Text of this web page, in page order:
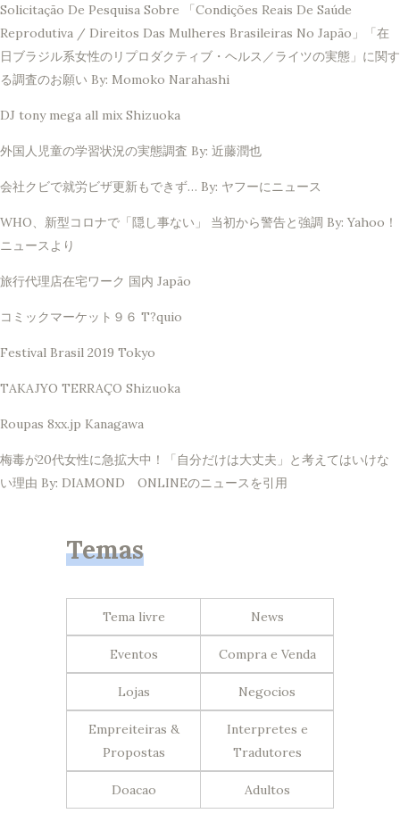
Solicitação De Pesquisa Sobre 「Condições Reais De Saúde
Reprodutiva / Direitos Das Mulheres Brasileiras No Japão」「在
日ブラジル系女性のリプロダクティブ・ヘルス／ライツの実態」に関す
る調査のお願い By: Momoko Narahashi
DJ tony mega all mix Shizuoka
外国人児童の学習状況の実態調査 By: 近藤潤也
会社クビで就労ビザ更新もできず… By: ヤフーにニュース
WHO、新型コロナで「隠し事ない」 当初から警告と強調 By: Yahoo！
ニュースより
旅行代理店在宅ワーク 国内 Japão
コミックマーケット９６ T?quio
Festival Brasil 2019 Tokyo
TAKAJYO TERRAÇO Shizuoka
Roupas 8xx.jp Kanagawa
梅毒が20代女性に急拡大中！「自分だけは大丈夫」と考えてはいけな
い理由 By: DIAMOND ONLINEのニュースを引用
Temas
Tema livre News
Eventos Compra e Venda
Lojas Negocios
Empreiteiras &
Propostas
Interpretes e
Tradutores
Doacao Adultos